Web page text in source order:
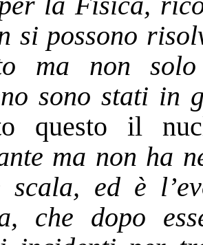
si possono
ma non
sono stati in
questo il
ma non ha
scala, ed è
che dopo